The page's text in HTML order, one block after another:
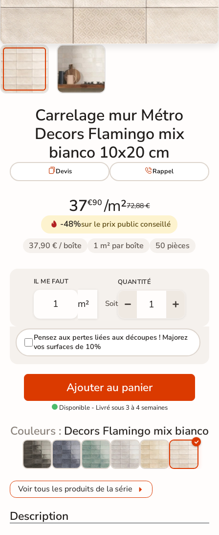
Carrelage mur Métro
Decors Flamingo mix
bianco 10x20 cm
Devis Rappel
37€90 /m²72,88 €
-48%sur le prix public conseillé
37,90 € / boîte 1 m² par boîte 50 pièces
IL ME FAUT
m² Soit
QUANTITÉ
Pensez aux pertes liées aux découpes ! Majorez
vos surfaces de 10%
Ajouter au panier
Disponible - Livré sous 3 à 4 semaines
Couleurs : Decors Flamingo mix bianco
Voir tous les produits de la série
Description